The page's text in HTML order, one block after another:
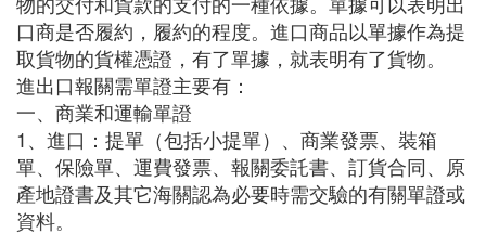
口商是否履約，履約的程度。進口商品以單據作為提
取貨物的貨權憑證，有了單據，就表明有了貨物。
進出口報關需單證主要有：
一、商業和運輸單證
1、進口：提單（包括小提單）、商業發票、裝箱
單、保險單、運費發票、報關委託書、訂貨合同、原
產地證書及其它海關認為必要時需交驗的有關單證或
資料。